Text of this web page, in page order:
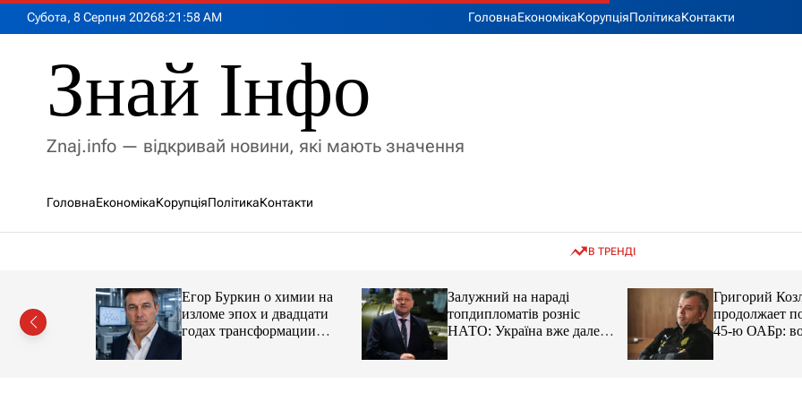
Субота, 8 Серпня 20268:22 :00AM ГоловнаЕкономікаКорупціяПолітикаКонтакти
Знай Інфо
Znaj.info — відкривай новини, які мають значення
ГоловнаЕкономікаКорупціяПолітикаКонтакти
В ТРЕНДІ
із
Егор Буркин о химии на
изломе эпох и двадцати
годах трансформации
Залужний на нараді
топдипломатів розніс
НАТО: Україна вже далеко
попереду
Григорий
продолжает
45-ю ОАБр:
передали